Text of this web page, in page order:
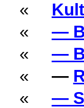
«
« —
« —
« —
« —